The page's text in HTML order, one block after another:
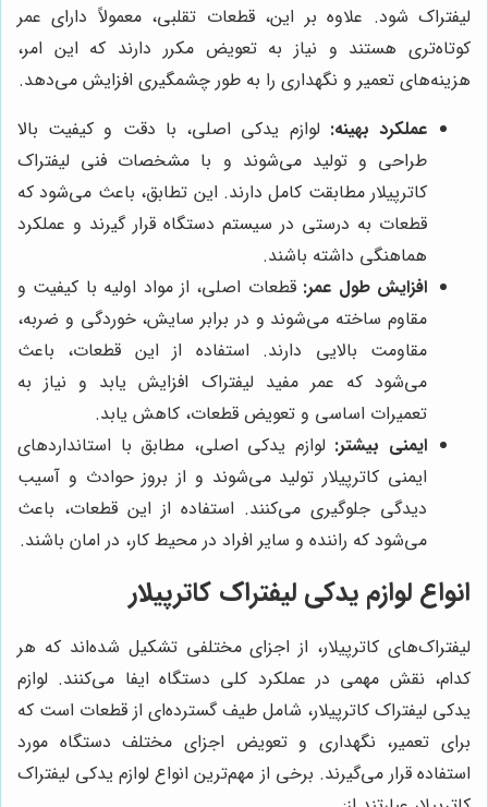
لیفتراک شود. علاوه بر این، قطعات تقلبی، معمولاً دارای عمر
کوتاه‌تری هستند و نیاز به تعویض مکرر دارند که این امر،
هزینه‌های تعمیر و نگهداری را به طور چشمگیری افزایش می‌دهد.
عملکرد بهینه: لوازم یدکی اصلی، با دقت و کیفیت بالا
طراحی و تولید می‌شوند و با مشخصات فنی لیفتراک
کاترپیلار مطابقت کامل دارند. این تطابق، باعث می‌شود که
قطعات به درستی در سیستم دستگاه قرار گیرند و عملکرد
هماهنگی داشته باشند.
افزایش طول عمر: قطعات اصلی، از مواد اولیه با کیفیت و
مقاوم ساخته می‌شوند و در برابر سایش، خوردگی و ضربه،
مقاومت بالایی دارند. استفاده از این قطعات، باعث
می‌شود که عمر مفید لیفتراک افزایش یابد و نیاز به
تعمیرات اساسی و تعویض قطعات، کاهش یابد.
ایمنی بیشتر: لوازم یدکی اصلی، مطابق با استانداردهای
ایمنی کاترپیلار تولید می‌شوند و از بروز حوادث و آسیب
دیدگی جلوگیری می‌کنند. استفاده از این قطعات، باعث
می‌شود که راننده و سایر افراد در محیط کار، در امان باشند.
انواع لوازم یدکی لیفتراک کاترپیلار
لیفتراک‌های کاترپیلار، از اجزای مختلفی تشکیل شده‌اند که هر
کدام، نقش مهمی در عملکرد کلی دستگاه ایفا می‌کنند. لوازم
یدکی لیفتراک کاترپیلار، شامل طیف گسترده‌ای از قطعات است که
برای تعمیر، نگهداری و تعویض اجزای مختلف دستگاه مورد
استفاده قرار می‌گیرند. برخی از مهم‌ترین انواع لوازم یدکی لیفتراک